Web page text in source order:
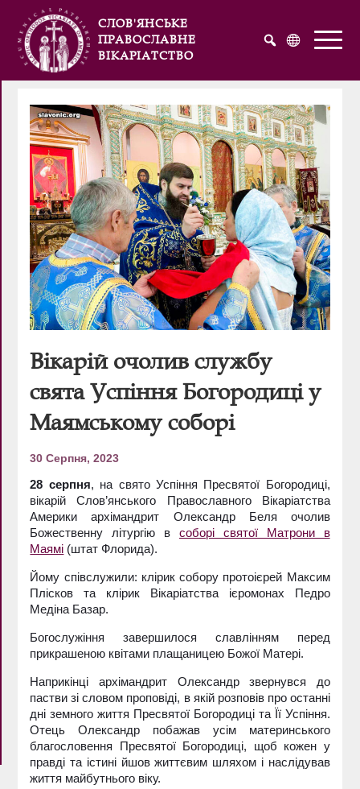
СЛОВ'ЯНСЬКЕ
ПРАВОСЛАВНЕ
ВІКАРІАТСТВО
Вікарій очолив службу
свята Успіння Богородиці у
Маямському соборі
30 Серпня, 2023
28 серпня, на свято Успіння Пресвятої Богородиці,
вікарій Слов’янського Православного Вікаріатства
Америки архімандрит Олександр Беля очолив
Божественну літургію в соборі святої Матрони в
Маямі (штат Флорида).
Йому співслужили: клірик собору протоієрей Максим
Плісков та клірик Вікаріатства ієромонах Педро
Медіна Базар.
Богослужіння завершилося славлінням перед
прикрашеною квітами плащаницею Божої Матері.
Наприкінці архімандрит Олександр звернувся до
пастви зі словом проповіді, в якій розповів про останні
дні земного життя Пресвятої Богородиці та Її Успіння.
Отець Олександр побажав усім материнського
благословення Пресвятої Богородиці, щоб кожен у
правді та істині йшов життєвим шляхом і наслідував
життя майбутнього віку.